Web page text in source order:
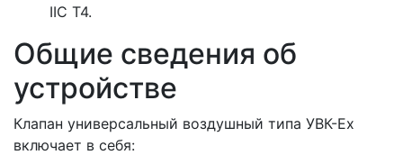
IIC T4.
Общие сведения об
устройстве
Клапан универсальный воздушный типа УВК-Ех
включает в себя: